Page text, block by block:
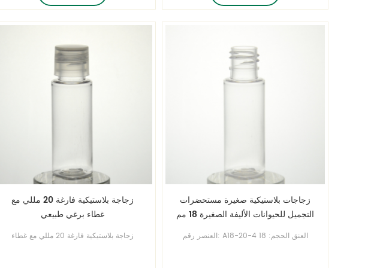
زجاجة بلاستيكية فارغة 20 مللي مع
غطاء برغي طبيعي
زجاجة بلاستيكية فارغة 20 مللي مع غطاء
زجاجات بلاستيكية صغيرة مستحضرات
التجميل للحيوانات الأليفة الصغيرة 18 مم
العنصر رقم: A18-20-4 العنق الحجم: 18